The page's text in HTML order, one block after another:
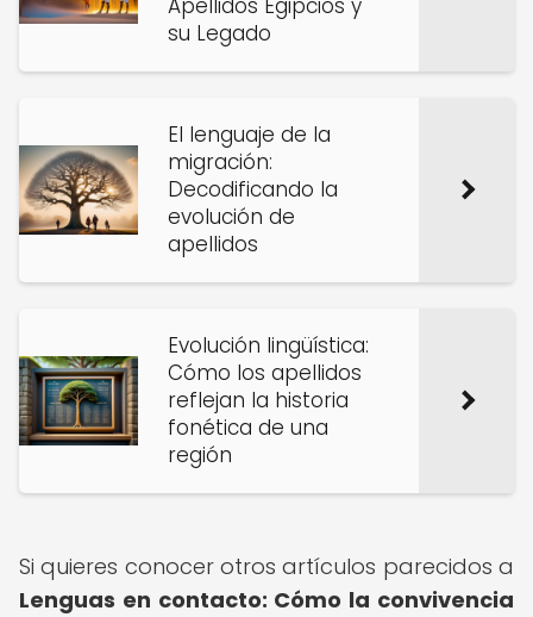
Apellidos Egipcios y
su Legado
El lenguaje de la
migración:
Decodificando la
evolución de
apellidos
Evolución lingüística:
Cómo los apellidos
reflejan la historia
fonética de una
región
Si quieres conocer otros artículos parecidos a
Lenguas en contacto: Cómo la convivencia